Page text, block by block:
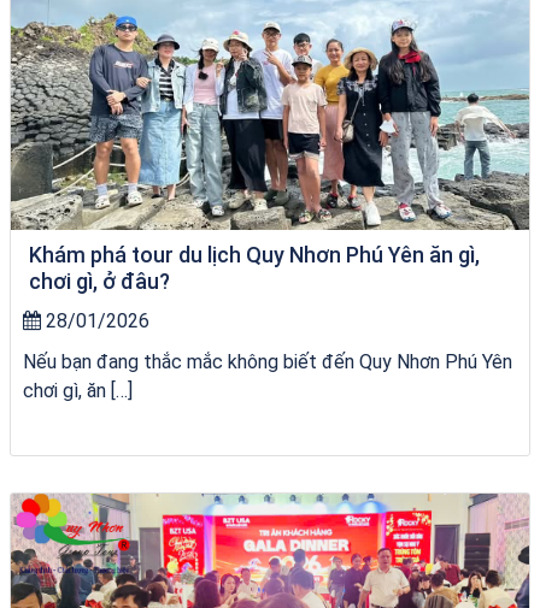
Khám phá tour du lịch Quy Nhơn Phú Yên ăn gì,
chơi gì, ở đâu?
28/01/2026
Nếu bạn đang thắc mắc không biết đến Quy Nhơn Phú Yên
chơi gì, ăn […]
bãi tắm Quy Nhơn